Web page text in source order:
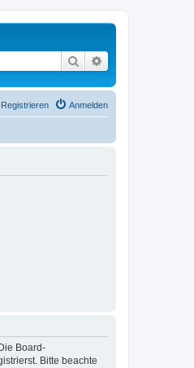
Suche
Anmelden
Registrieren
Board-
Bitte beachte